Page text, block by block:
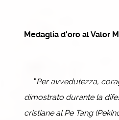
Medaglia d'oro al Valor
"Per avvedutezza,
dimostrato durante la
cristiane al Pe Tang